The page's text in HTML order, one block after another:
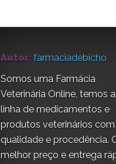
Autor: farmaciadebicho
Somos uma Farmácia
Veterinária Online, temos
linha de medicamentos e
produtos veterinários com
qualidade e procedência.
melhor preço e entrega